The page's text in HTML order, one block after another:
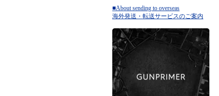
■About sending to overseas
海外発送・転送サービスのご案内